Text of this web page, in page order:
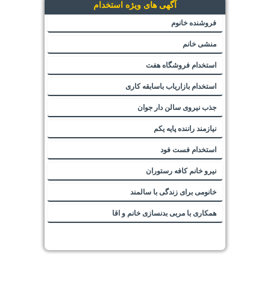
آگهی های ویژه استخدام
فروشنده خانوم
منشی خانم
استخدام فروشگاه هفت
استخدام بازاریاب باسابقه کاری
جذب نیروی سالن دار جوان
نیازمند راننده پایه یکم
استخدام فست فود
نیرو خانم کافه رستوران
خانومی برای زندگی با سالمند
همکاری با مربی بدنسازی خانم و اقا